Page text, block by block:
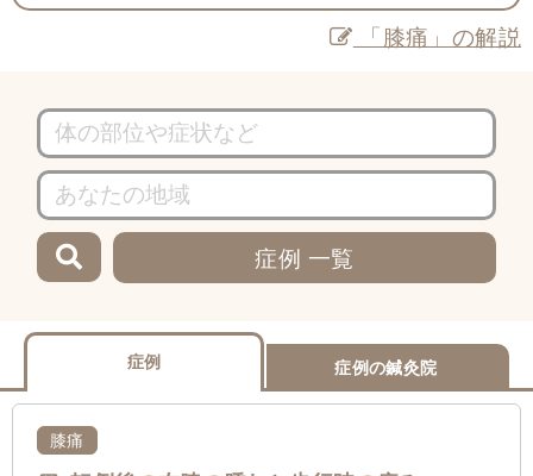
「膝痛」の解説
症例 一覧
症例 症例の鍼灸院
膝痛